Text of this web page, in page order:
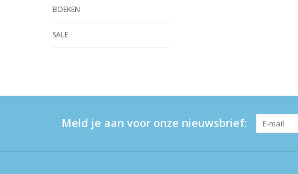
BOEKEN
SALE
Meld je aan voor onze nieuwsbrief: